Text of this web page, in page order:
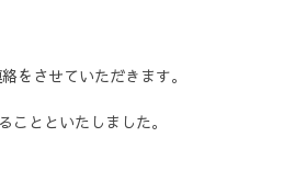
をさせていただきます。
とといたしました。